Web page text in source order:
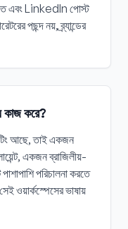
এবং LinkedIn পোস্ট
পছন্দ নয়, ব্র্যান্ডের
কাজ করে?
আছে, তাই একজন
একজন ব্রাজিলীয়-
পরিচালনা করতে
ওয়ার্কস্পেসের ভাষায়